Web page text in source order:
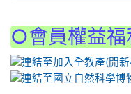
○會員權益